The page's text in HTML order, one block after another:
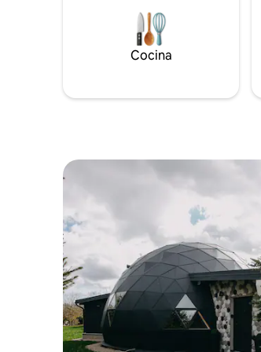
una sauna finlandesa e infrarroja en el
área de bienestar, así como un jacuzzi
con TV. El baño está separado por una
Cocina